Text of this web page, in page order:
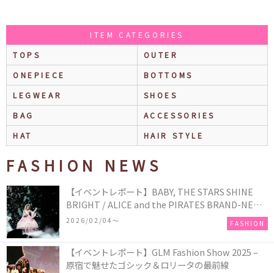
ITEM CATEGORIES
TOPS
OUTER
ONEPIECE
BOTTOMS
LEGWEAR
SHOES
BAG
ACCESSORIES
HAT
HAIR STYLE
FASHION NEWS
【イベントレポート】BABY, THE STARS SHINE
BRIGHT / ALICE and the PIRATES BRAND-NEW
COLLECTION in TOKYO
2026/02/04〜 FASHION
【イベントレポート】GLM Fashion Show 2025 –
原宿で魅せたゴシック＆ロリータの最前線